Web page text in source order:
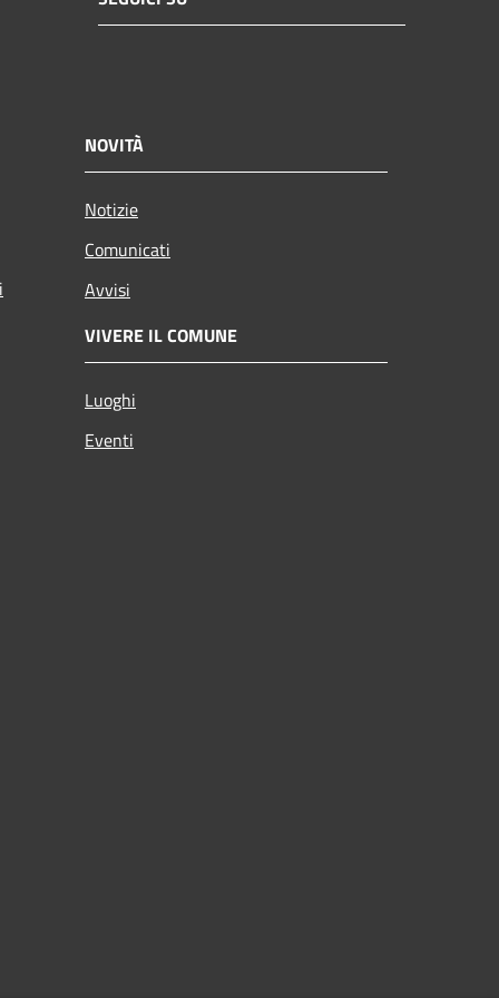
NOVITÀ
Notizie
Comunicati
Avvisi
VIVERE IL COMUNE
Luoghi
Eventi